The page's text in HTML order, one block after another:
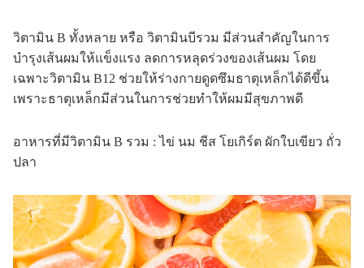
วิตามิน B ทั้งหลาย หรือ วิตามินบีรวม มีส่วนสำคัญในการ
บำรุงเส้นผมให้แข็งแรง ลดการหลุดร่วงของเส้นผม โดย
เฉพาะวิตามิน B12 ช่วยให้ร่างกายดูดซึมธาตุเหล็กได้ดีขึ้น
เพราะธาตุเหล็กมีส่วนในการช่วยทำให้ผมมีสุขภาพดี
อาหารที่มีวิตามิน B รวม : ไข่ นม ชีส โยเกิร์ต ผักใบเขียว ถั่ว
ปลา